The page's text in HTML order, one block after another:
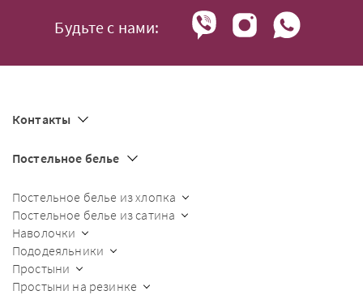
Будьте с нами:
Контакты
Постельное белье
Постельное белье из хлопка
Постельное белье из сатина
Наволочки
Пододеяльники
Простыни
Простыни на резинке